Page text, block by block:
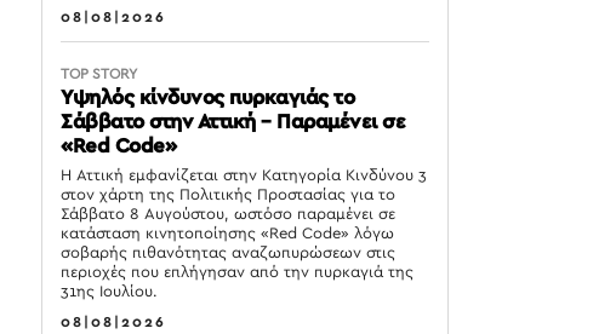
08|08|2026
TOP STORY
Υψηλός κίνδυνος πυρκαγιάς το
Σάββατο στην Αττική – Παραμένει σε
«Red Code»
Η Αττική εμφανίζεται στην Κατηγορία Κινδύνου 3
στον χάρτη της Πολιτικής Προστασίας για το
Σάββατο 8 Αυγούστου, ωστόσο παραμένει σε
κατάσταση κινητοποίησης «Red Code» λόγω
σοβαρής πιθανότητας αναζωπυρώσεων στις
περιοχές που επλήγησαν από την πυρκαγιά της
31ης Ιουλίου.
08|08|2026